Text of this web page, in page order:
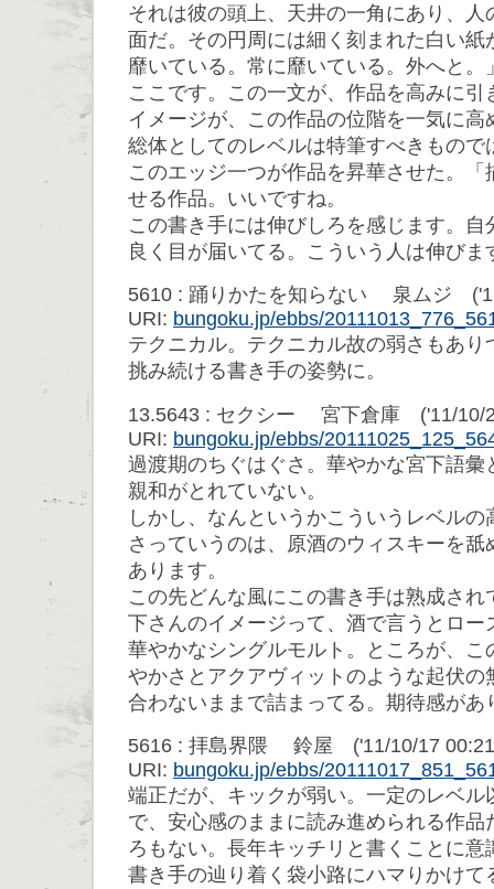
それは彼の頭上、天井の一角にあり、人
面だ。その円周には細く刻まれた白い紙
靡いている。常に靡いている。外へと。
ここです。この一文が、作品を高みに
イメージが、この作品の位階を一気に高
総体としてのレベルは特筆すべきもので
このエッジ一つが作品を昇華させた。
せる作品。いいですね。
この書き手には伸びしろを感じます。
良く目が届いてる。こういう人は伸びま
5610 : 踊りかたを知らない 泉ムジ
URI: bungoku.jp/ebbs/
テクニカル。テクニカル故の弱さもあり
挑み続ける書き手の姿勢に。
13.5643 : セクシー 宮下倉庫 ('11/10/
URI: bungoku.jp/ebbs/
過渡期のちぐはぐさ。華やかな宮下語彙
親和がとれていない。
しかし、なんというかこういうレベル
さっていうのは、原酒のウィスキーを
あります。
この先どんな風にこの書き手は熟成さ
下さんのイメージって、酒で言うとロー
華やかなシングルモルト。ところが、こ
やかさとアクアヴィットのような起伏の
合わないままで詰まってる。期待感があ
5616 : 拝島界隈 鈴屋 ('11/10/17
URI: bungoku.jp/ebbs/
端正だが、キックが弱い。一定のレベル
で、安心感のままに読み進められる作品
ろもない。長年キッチリと書くことに
書き手の辿り着く袋小路にハマりかけて